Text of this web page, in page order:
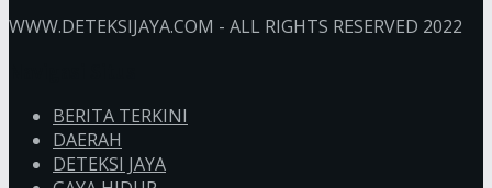
WWW.DETEKSIJAYA.COM - ALL RIGHTS RESERVED 2022
BERITA TERKINI
DAERAH
DETEKSI JAYA